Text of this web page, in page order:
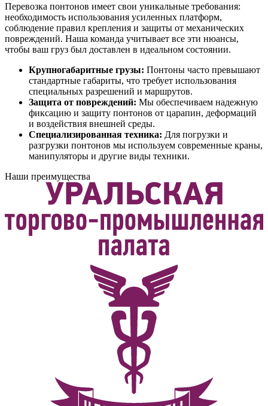
Перевозка понтонов имеет свои уникальные требования:
необходимость использования усиленных платформ,
соблюдение правил крепления и защиты от механических
повреждений. Наша команда учитывает все эти нюансы,
чтобы ваш груз был доставлен в идеальном состоянии.
Крупногабаритные грузы: Понтоны часто превышают
стандартные габариты, что требует использования
специальных разрешений и маршрутов.
Защита от повреждений: Мы обеспечиваем надежную
фиксацию и защиту понтонов от царапин, деформаций
и воздействия внешней среды.
Специализированная техника: Для погрузки и
разгрузки понтонов мы используем современные краны,
манипуляторы и другие виды техники.
Наши преимущества